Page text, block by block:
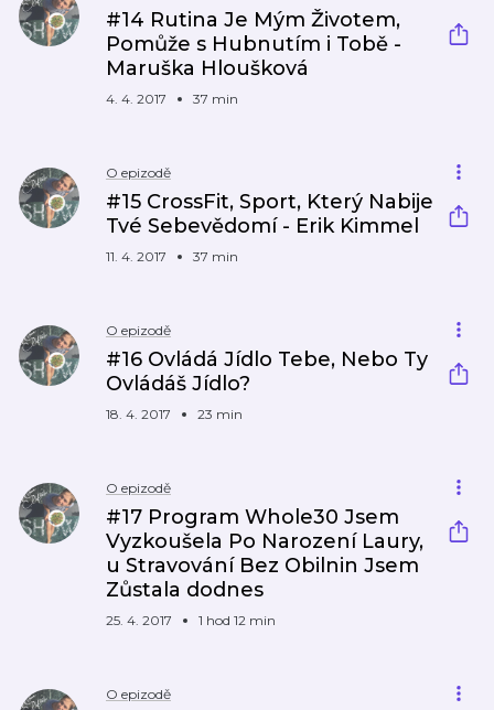
#14 Rutina Je Mým Životem,
Pomůže s Hubnutím i Tobě -
Maruška Hloušková
4. 4. 2017 37 min
O epizodě
#15 CrossFit, Sport, Který Nabije
Tvé Sebevědomí - Erik Kimmel
11. 4. 2017 37 min
O epizodě
#16 Ovládá Jídlo Tebe, Nebo Ty
Ovládáš Jídlo?
18. 4. 2017 23 min
O epizodě
#17 Program Whole30 Jsem
Vyzkoušela Po Narození Laury,
u Stravování Bez Obilnin Jsem
Zůstala dodnes
25. 4. 2017 1 hod 12 min
O epizodě